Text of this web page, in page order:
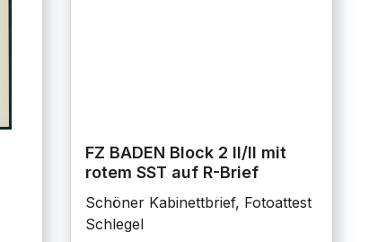
FZ BADEN Block 2 II/II mit
rotem SST auf R-Brief
Schöner Kabinettbrief, Fotoattest
Schlegel